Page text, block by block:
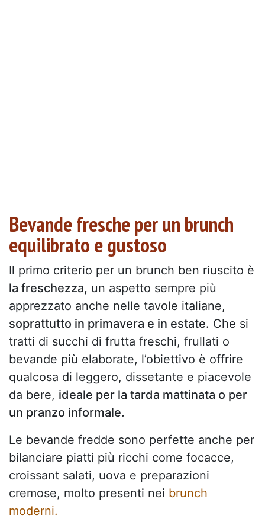
Bevande fresche per un brunch
equilibrato e gustoso
Il primo criterio per un brunch ben riuscito è
la freschezza, un aspetto sempre più
apprezzato anche nelle tavole italiane,
soprattutto in primavera e in estate. Che si
tratti di succhi di frutta freschi, frullati o
bevande più elaborate, l’obiettivo è offrire
qualcosa di leggero, dissetante e piacevole
da bere, ideale per la tarda mattinata o per
un pranzo informale.
Le bevande fredde sono perfette anche per
bilanciare piatti più ricchi come focacce,
croissant salati, uova e preparazioni
cremose, molto presenti nei brunch
moderni.